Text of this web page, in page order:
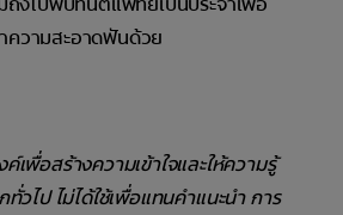
วามสะอาดฟันด้วย
เพื่อสร้างความเข้าใจและให้ความรู้
วไป ไม่ได้ใช้เพื่อแทนคำแนะนำ การ